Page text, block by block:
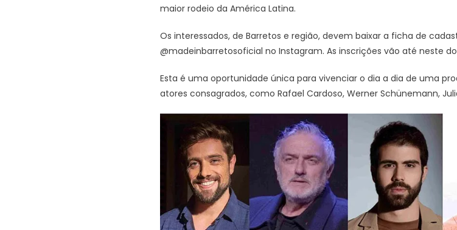
maior rodeio da América Latina.
Os interessados, de Barretos e região, devem baixar a ficha de
@madeinbarretosoficial no Instagram. As inscrições vão até neste
Esta é uma oportunidade única para vivenciar o dia a dia de uma
atores consagrados, como Rafael Cardoso, Werner Schünemann,